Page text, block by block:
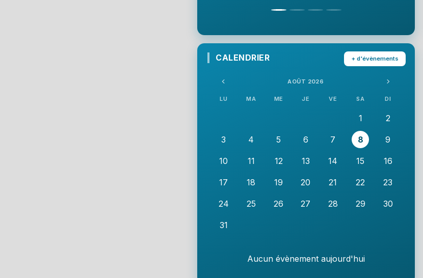
CALENDRIER
AOÛT 2026
LU MA ME JE VE SA DI
1 2
3 4 5 6 7 8 9
10 11 12 13 14 15 16
17 18 19 20 21 22 23
24 25 26 27 28 29 30
31
Aucun évènement aujourd'hui
+ d'évènements